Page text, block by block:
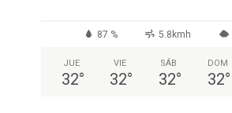
87 % 5.8kmh
JUE
32°
VIE
32°
SÁB
32°
DOM
32°